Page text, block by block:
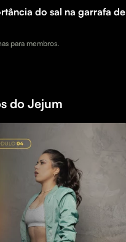
do sal na garrafa de
para membros.
do Jejum